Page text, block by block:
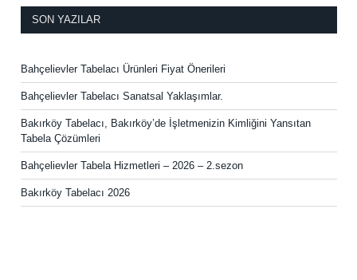
SON YAZILAR
Bahçelievler Tabelacı Ürünleri Fiyat Önerileri
Bahçelievler Tabelacı Sanatsal Yaklaşımlar.
Bakırköy Tabelacı, Bakırköy’de İşletmenizin Kimliğini Yansıtan
Tabela Çözümleri
Bahçelievler Tabela Hizmetleri – 2026 – 2.sezon
Bakırköy Tabelacı 2026